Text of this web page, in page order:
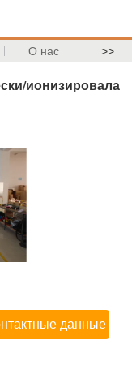
О нас >>
ионизировала
данные